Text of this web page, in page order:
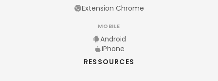
Extension Chrome
MOBILE
Android
iPhone
RESSOURCES